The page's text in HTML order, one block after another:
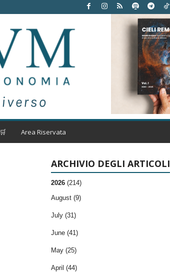
🛒 Area Riservata
ARCHIVIO DEGLI ARTICOLI
2026 (214)
August (9)
July (31)
June (41)
May (25)
April (44)